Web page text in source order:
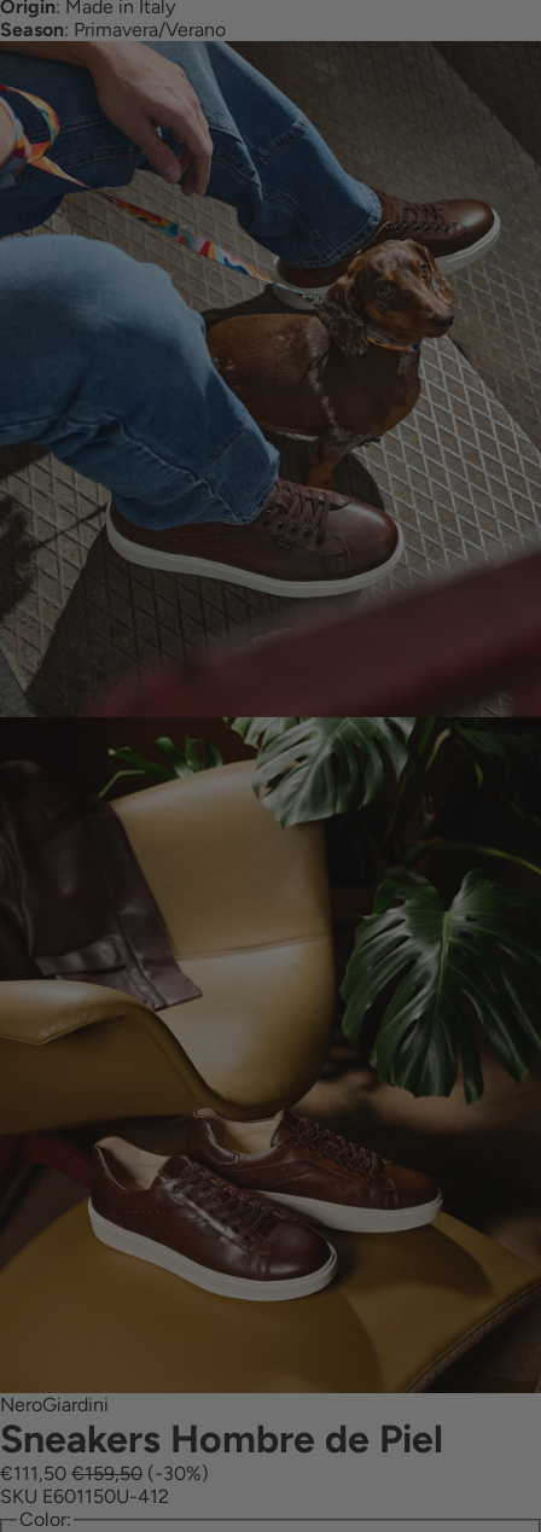
Origin: Made in Italy
Season: Primavera/Verano
NeroGiardini
Sneakers Hombre de Piel
€111,50 €159,50 (-30%)
SKU E601150U-412
Color: